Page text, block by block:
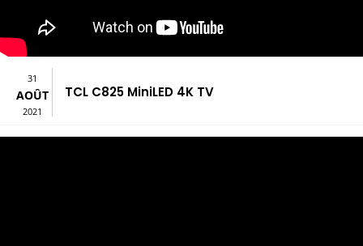
31
AOÛT
2021
TCL C825 MiniLED 4K TV